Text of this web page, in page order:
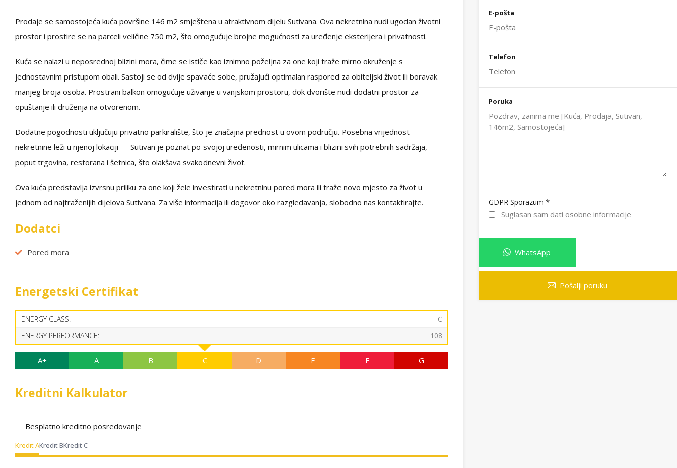
Prodaje se samostojeća kuća površine 146 m2 smještena u atraktivnom dijelu Sutivana. Ova nekretnina nudi ugodan životni
prostor i prostire se na parceli veličine 750 m2, što omogućuje brojne mogućnosti za uređenje eksterijera i privatnosti.
Kuća se nalazi u neposrednoj blizini mora, čime se ističe kao iznimno poželjna za one koji traže mirno okruženje s
jednostavnim pristupom obali. Sastoji se od dvije spavaće sobe, pružajući optimalan raspored za obiteljski život ili boravak
manjeg broja osoba. Prostrani balkon omogućuje uživanje u vanjskom prostoru, dok dvorište nudi dodatni prostor za
opuštanje ili druženja na otvorenom.
Dodatne pogodnosti uključuju privatno parkiralište, što je značajna prednost u ovom području. Posebna vrijednost
nekretnine leži u njenoj lokaciji — Sutivan je poznat po svojoj uređenosti, mirnim ulicama i blizini svih potrebnih sadržaja,
poput trgovina, restorana i šetnica, što olakšava svakodnevni život.
Ova kuća predstavlja izvrsnu priliku za one koji žele investirati u nekretninu pored mora ili traže novo mjesto za život u
jednom od najtraženijih dijelova Sutivana. Za više informacija ili dogovor oko razgledavanja, slobodno nas kontaktirajte.
Dodatci
Pored mora
Energetski Certifikat
ENERGY CLASS:
C
ENERGY PERFORMANCE:
108
A+ A B C D E F G
Kreditni Kalkulator
Besplatno kreditno posredovanje
Kredit AKredit BKredit C
E-pošta
Telefon
Poruka
GDPR Sporazum *
Suglasan sam dati osobne informacije
WhatsApp
Pošalji poruku